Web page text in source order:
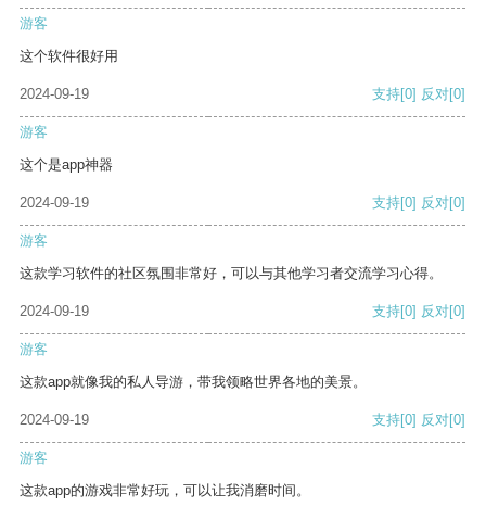
游客
这个软件很好用
2024-09-19 支持[0] 反对[0]
游客
这个是app神器
2024-09-19 支持[0] 反对[0]
游客
这款学习软件的社区氛围非常好，可以与其他学习者交流学习心得。
2024-09-19 支持[0] 反对[0]
游客
这款app就像我的私人导游，带我领略世界各地的美景。
2024-09-19 支持[0] 反对[0]
游客
这款app的游戏非常好玩，可以让我消磨时间。